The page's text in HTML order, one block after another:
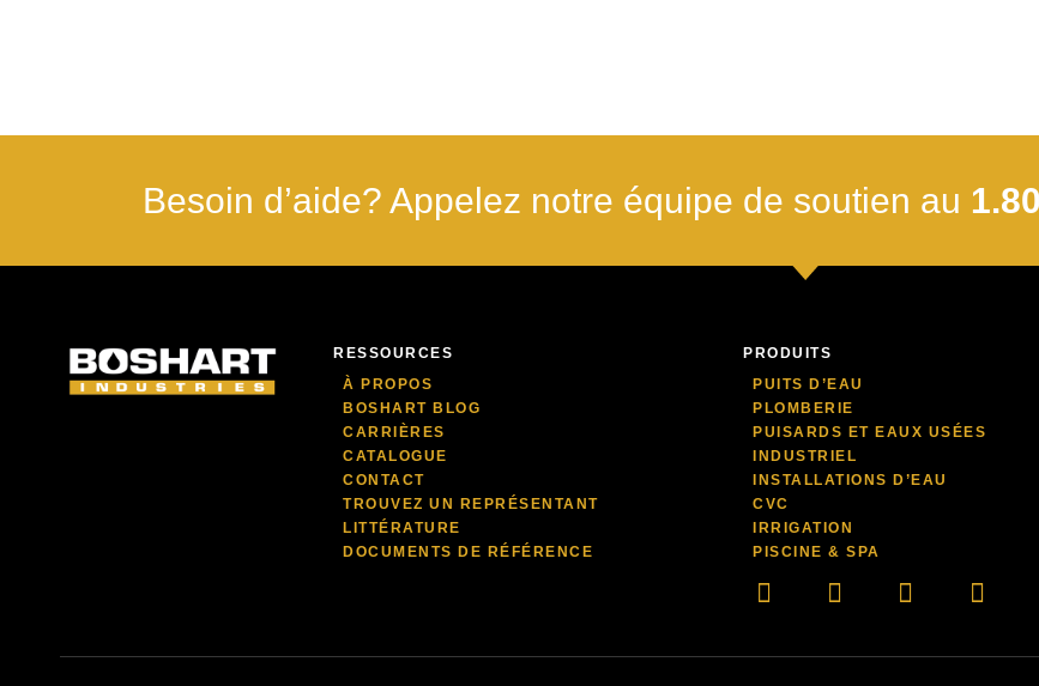
Besoin d’aide? Appelez notre équipe de soutien au
RESSOURCES
À PROPOS
BOSHART BLOG
CARRIÈRES
CATALOGUE
CONTACT
TROUVEZ UN REPRÉSENTANT
LITTÉRATURE
DOCUMENTS DE RÉFÉRENCE
PRODUITS
PUITS D’EAU
PLOMBERIE
PUISARDS ET EAUX USÉES
INDUSTRIEL
INSTALLATIONS D’EAU
CVC
IRRIGATION
PISCINE & SPA
LinkedInFacebook-
f
Youtube